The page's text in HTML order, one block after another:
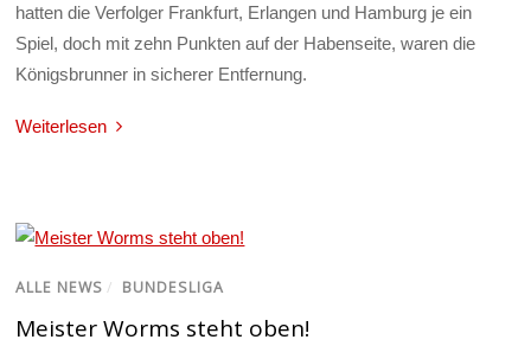
hatten die Verfolger Frankfurt, Erlangen und Hamburg je ein
Spiel, doch mit zehn Punkten auf der Habenseite, waren die
Königsbrunner in sicherer Entfernung.
Weiterlesen
ALLE NEWS / BUNDESLIGA
Meister Worms steht oben!